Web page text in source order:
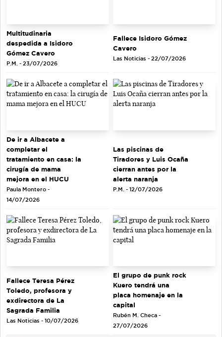
Multitudinaria
despedida a Isidoro
Gómez Cavero
P.M. - 23/07/2026
Fallece Isidoro Gómez
Cavero
Las Noticias - 22/07/2026
De ir a Albacete a
completar el
tratamiento en casa: la
cirugía de mama
mejora en el HUCU
Paula Montero -
14/07/2026
Las piscinas de
Tiradores y Luis Ocaña
cierran antes por la
alerta naranja
P.M. - 12/07/2026
Fallece Teresa Pérez
Toledo, profesora y
exdirectora de La
Sagrada Familia
Las Noticias - 10/07/2026
El grupo de punk rock
Kuero tendrá una
placa homenaje en la
capital
Rubén M. Checa -
27/07/2026